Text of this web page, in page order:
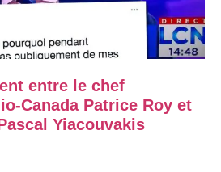
entre le chef
Canada Patrice Roy et
Yiacouvakis